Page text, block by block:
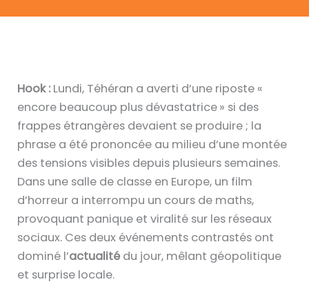
Hook : Lundi, Téhéran a averti d’une riposte «
encore beaucoup plus dévastatrice » si des
frappes étrangères devaient se produire ; la
phrase a été prononcée au milieu d’une montée
des tensions visibles depuis plusieurs semaines.
Dans une salle de classe en Europe, un film
d’horreur a interrompu un cours de maths,
provoquant panique et viralité sur les réseaux
sociaux. Ces deux événements contrastés ont
dominé l’actualité du jour, mêlant géopolitique
et surprise locale.